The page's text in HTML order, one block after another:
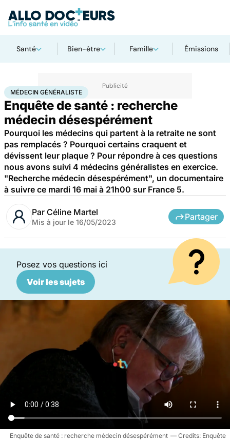
Santé Bien-être Famille Émissions
AccueilSantéMédecin généraliste
MÉDECIN GÉNÉRALISTE
Enquête de santé : recherche
médecin désespérément
Pourquoi les médecins qui partent à la retraite ne sont
pas remplacés ? Pourquoi certains craquent et
dévissent leur plaque ? Pour répondre à ces questions
nous avons suivi 4 médecins généralistes en exercice.
"Recherche médecin désespérément", un documentaire
à suivre ce mardi 16 mai à 21h00 sur France 5.
Par Céline Martel
Mis à jour le 16/05/2023
Partager
Posez vos questions ici
Voir les sujets
Enquête de santé : recherche médecin désespérément
Enquête